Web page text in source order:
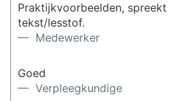
Praktijkvoorbeelden, spreekt
tekst/lesstof.
— Medewerker
Goed
— Verpleegkundige